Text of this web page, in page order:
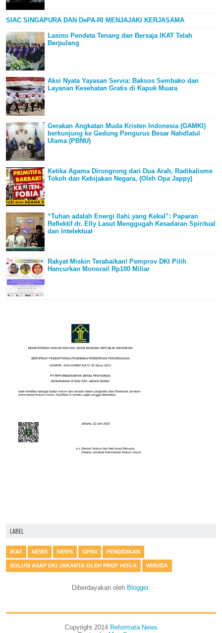
SIAC SINGAPURA DAN DePA-RI MENJAJAKI KERJASAMA
Lasino Pendeta Tenang dan Bersaja IKAT Telah
Berpulang
Aksi Nyata Yayasan Servia: Baksos Sembako dan
Layanan Kesehatan Gratis di Kapuk Muara
Gerakan Angkatan Muda Kristen Indonesia (GAMKI)
berkunjung ke Gedung Pengurus Besar Nahdlatul
Ulama (PBNU)
Ketika Agama Dirongrong dari Dua Arah, Radikalisme
Tokoh dan Kebijakan Negara, (Oleh Opa Jappy)
“Tuhan adalah Energi Ilahi yang Kekal”: Paparan
Reflektif dr. Elly Lasut Menggugah Kesadaran Spiritual
dan Intelektual
Rakyat Miskin Terabaikan! Pemprov DKI Pilih
Hancurkan Monorail Rp100 Miliar
LABEL
IKAT NEWS NEWS OPINI PENDIDIKAN
SOLUSI ASAP DKI JAKARTA OLEH PROF HOGA WISUDA
Diberdayakan oleh Blogger.
Copyright 2014 Reformata News